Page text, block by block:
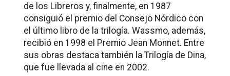
de los Libreros y, finalmente, en 1987
consiguió el premio del Consejo Nórdico con
el último libro de la trilogía. Wassmo, además,
recibió en 1998 el Premio Jean Monnet. Entre
sus obras destaca también la Trilogía de Dina,
que fue llevada al cine en 2002.